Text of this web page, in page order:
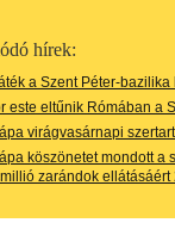
hírek:
a Szent Péter-
este eltűnik Rómában a
virágvasárnapi
köszönetet mondott a
zarándok ellátásáért